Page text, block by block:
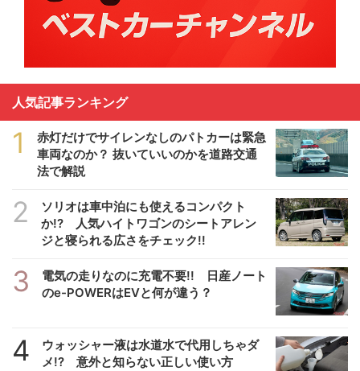
人気記事ランキング
1
赤灯だけでサイレンなしのパトカーは緊急
車両なのか？ 抜いていいのかを道路交通
法で解説
2
ソリオは車中泊にも使えるコンパクト
か!? 人気ハイトワゴンのシートアレン
ジと寝られる広さをチェック!!
3
電気の走りなのに充電不要!! 日産ノート
のe-POWERはEVと何が違う？
4
ウォッシャー液は水道水で代用しちゃダ
メ!? 意外と知らない正しい使い方